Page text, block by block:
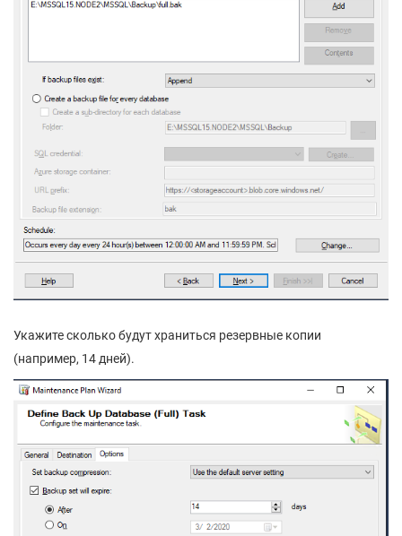
Укажите сколько будут храниться резервные копии
(например, 14 дней).